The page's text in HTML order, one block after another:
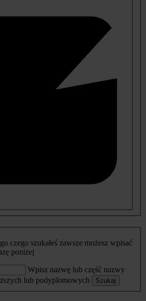
czego szukałeś zawsze możesz wpisać
poniżej
Wpisz nazwę lub część nazwy
lub podyplomowych
Szukaj